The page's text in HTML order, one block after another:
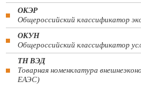
ОКЭР
Общероссийский классификатор
ОКУН
Общероссийский классификатор
ТН ВЭД
Товарная номенклатура
ЕАЭС)